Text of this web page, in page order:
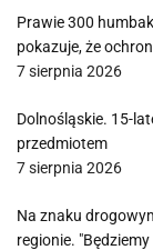
Prawie 300
pokazuje, że
7 sierpnia 2026
Dolnośląskie. 15-
przedmiotem
7 sierpnia 2026
Na znaku
regionie.